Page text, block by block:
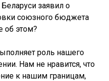
заявил о
союзного бюджета
об этом?
роль нашего
Нам не нравится, что
к нашим границам,